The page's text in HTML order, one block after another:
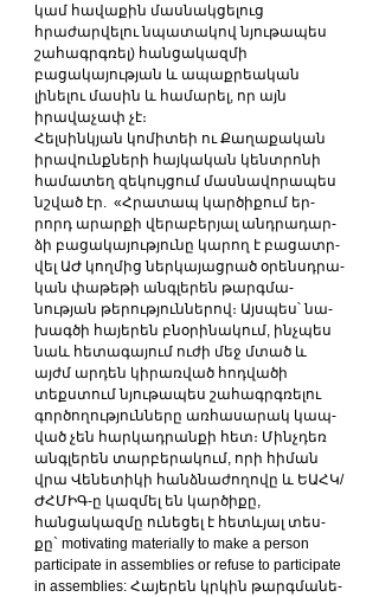
կամ հավաքին մասնակցելուց
հրաժարվելու նպատակով նյութապես
շահագրգռել) հանցակազմի
բացակայության և ապաքրեական
լինելու մասին և համարել, որ այն
իրավաչափ չէ։
Հելսինկյան կոմիտեի ու Քաղաքական
իրավունքների հայկական կենտրոնի
համատեղ զեկույցում մասնավորապես
նշված էր.  «Հ­րա­տապ կար­ծի­քում եր­
րորդ ա­րար­քի վերաբերյալ ան­դրա­դար­
ձի բա­ցա­կա­յու­թյու­նը կարող է բա­ցատր­
վել ԱԺ կող­մից ներ­կա­յաց­րած օրենսդ­րա­
կան փա­թե­թի ան­գլե­րեն թարգ­մա­
նության թե­րու­թյուն­նե­րով։ Այս­պես՝ նա­
խագ­ծի հայե­րեն բնօ­րի­նա­կում, ի­նչ­պես
նաև հե­տա­գա­յում ու­ժի մեջ մտած և
այժմ ար­դեն կի­րառ­ված հոդ­վա­ծի
տեքստում նյու­թա­պես շա­հագրգ­ռե­լու
գործողությունները առ­հա­սա­րակ կապ­
ված չեն հար­կադ­րան­քի հետ։ Մինչ­դեռ
ան­գլե­րեն տարբերակում, ո­րի հի­ման
վրա Վե­նե­տի­կի հանձ­նա­ժո­ղո­վը և Ե­ԱՀԿ/
ԺՀ­ՄԻԳ-ը կազ­մել են կար­ծի­քը,
հանցակազ­մը ու­նե­ցել է հետ­ևյալ տես­
քը` motivating materially to make a person
participate in assemblies or refuse to participate
in assemblies: Հայե­րեն կր­կին թարգ­մա­նե­